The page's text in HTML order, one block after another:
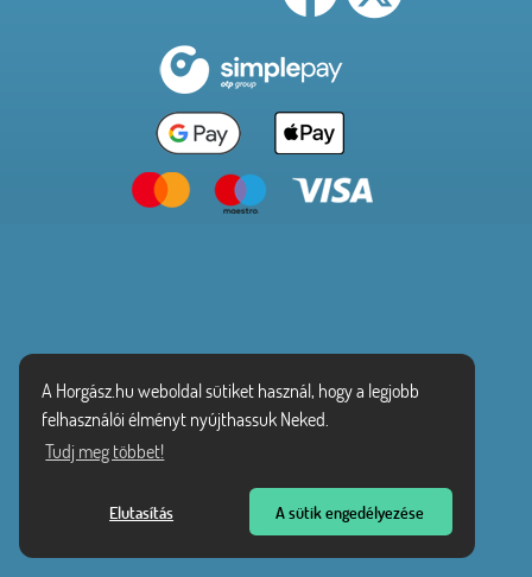
A Horgász.hu weboldal sütiket használ, hogy a legjobb
felhasználói élményt nyújthassuk Neked.
Tudj meg többet!
Elutasítás A sütik engedélyezése